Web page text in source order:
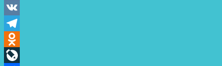
VK
Telegram
Odnoklassniki